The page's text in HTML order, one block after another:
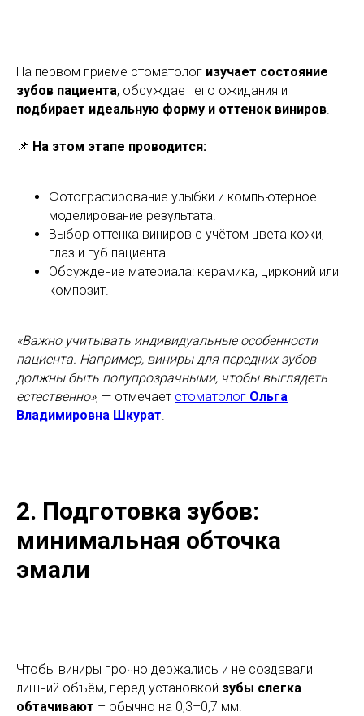
На первом приёме стоматолог изучает состояние
зубов пациента, обсуждает его ожидания и
подбирает идеальную форму и оттенок виниров.
📌 На этом этапе проводится:
Фотографирование улыбки и компьютерное
моделирование результата.
Выбор оттенка виниров с учётом цвета кожи,
глаз и губ пациента.
Обсуждение материала: керамика, цирконий или
композит.
«Важно учитывать индивидуальные особенности
пациента. Например, виниры для передних зубов
должны быть полупрозрачными, чтобы выглядеть
естественно», — отмечает стоматолог Ольга
Владимировна Шкурат.
2. Подготовка зубов:
минимальная обточка
эмали
Чтобы виниры прочно держались и не создавали
лишний объём, перед установкой зубы слегка
обтачивают – обычно на 0,3–0,7 мм.